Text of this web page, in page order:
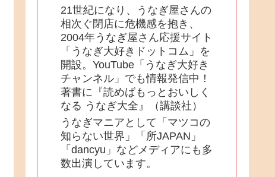
21世紀になり、うなぎ屋さんの
相次ぐ閉店に危機感を抱き、
2004年うなぎ屋さん応援サイト
「うなぎ大好きドットコム」を
開設。YouTube「うなぎ大好き
チャンネル」でも情報発信中！
著書に『読めばもっとおいしく
なる うなぎ大全』（講談社）
うなぎマニアとして「マツコの
知らない世界」「所JAPAN」
「dancyu」などメディアにも多
数出演しています。